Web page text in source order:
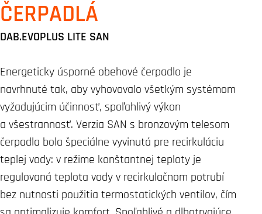
ČERPADLÁ
DAB.EVOPLUS LITE SAN
Energeticky úsporné obehové čerpadlo je
navrhnuté tak, aby vyhovovalo všetkým systémom
vyžadujúcim účinnosť, spoľahlivý výkon
a všestrannosť. Verzia SAN s bronzovým telesom
čerpadla bola špeciálne vyvinutá pre recirkuláciu
teplej vody: v režime konštantnej teploty je
regulovaná teplota vody v recirkulačnom potrubí
bez nutnosti použitia termostatických ventilov, čím